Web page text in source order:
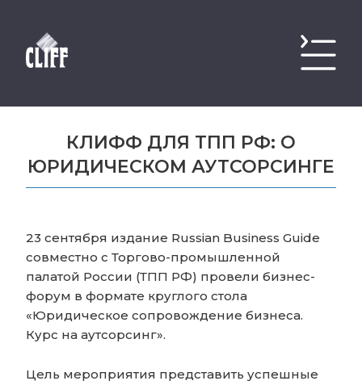
КЛИФФ ДЛЯ ТПП РФ: О
ЮРИДИЧЕСКОМ АУТСОРСИНГЕ
23 сентября издание Russian Business Guide
совместно с Торгово-промышленной
палатой России (ТПП РФ) провели бизнес-
форум в формате круглого стола
«Юридическое сопровождение бизнеса.
Курс на аутсорсинг».
Цель мероприятия представить успешные